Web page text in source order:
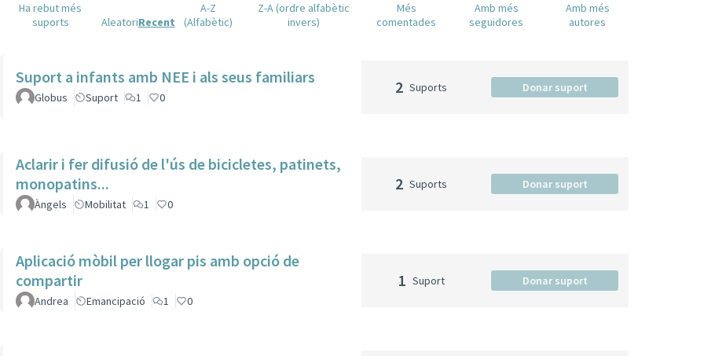
Ha rebut més
suports
AleatoriRecent
A-Z
(Alfabètic)
Z-A (ordre alfabètic
invers)
Més
comentades
Amb més
seguidores
Amb més
autores
Suport a infants amb NEE i als seus familiars
Globus Suport 1 0
2 Suports Donar suport
Aclarir i fer difusió de l'ús de bicicletes, patinets,
monopatins...
Àngels Mobilitat 1 0
2 Suports Donar suport
Aplicació mòbil per llogar pis amb opció de
compartir
Andrea Emancipació 1 0
1 Suport Donar suport